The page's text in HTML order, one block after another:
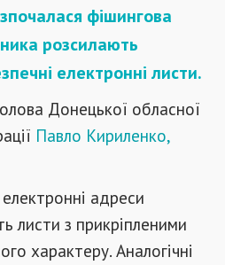
фішингова
розсилають
електронні листи.
Донецької обласної
Павло Кириленко,
адреси
листи з прикріпленими
характеру. Аналогічні